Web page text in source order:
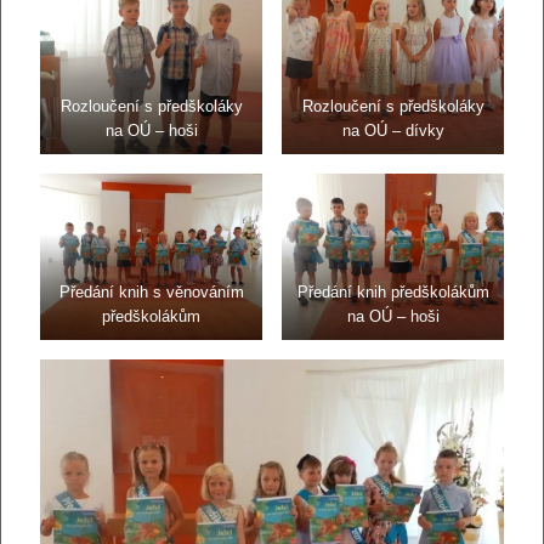
Rozloučení s předškoláky
na OÚ – hoši
Rozloučení s předškoláky
na OÚ – dívky
Předání knih s věnováním
předškolákům
Předání knih předškolákům
na OÚ – hoši